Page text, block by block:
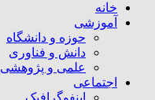
خانه
آموزشی
حوزه و دانشگاه
دانش و فناوری
علمی و پژوهشی
اجتماعی